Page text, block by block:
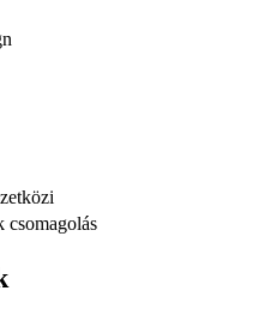
csomagolás